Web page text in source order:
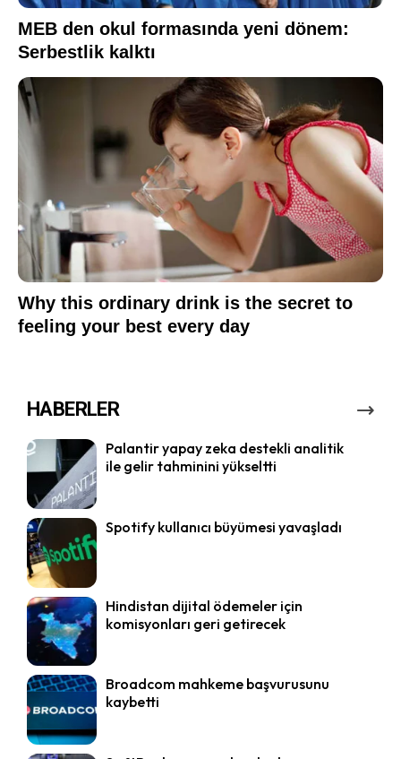
HABERLER
Palantir yapay zeka destekli analitik
ile gelir tahminini yükseltti
Spotify kullanıcı büyümesi yavaşladı
Hindistan dijital ödemeler için
komisyonları geri getirecek
Broadcom mahkeme başvurusunu
kaybetti